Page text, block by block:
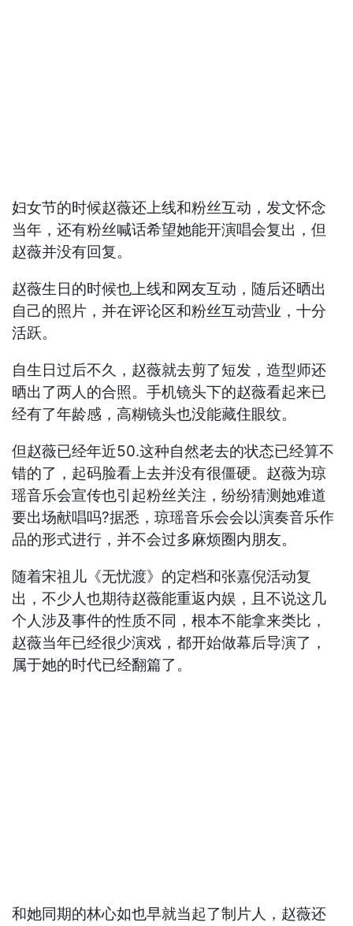
妇女节的时候赵薇还上线和粉丝互动，发文怀念
当年，还有粉丝喊话希望她能开演唱会复出，但
赵薇并没有回复。
赵薇生日的时候也上线和网友互动，随后还晒出
自己的照片，并在评论区和粉丝互动营业，十分
活跃。
自生日过后不久，赵薇就去剪了短发，造型师还
晒出了两人的合照。手机镜头下的赵薇看起来已
经有了年龄感，高糊镜头也没能藏住眼纹。
但赵薇已经年近50.这种自然老去的状态已经算不
错的了，起码脸看上去并没有很僵硬。赵薇为琼
瑶音乐会宣传也引起粉丝关注，纷纷猜测她难道
要出场献唱吗?据悉，琼瑶音乐会会以演奏音乐作
品的形式进行，并不会过多麻烦圈内朋友。
随着宋祖儿《无忧渡》的定档和张嘉倪活动复
出，不少人也期待赵薇能重返内娱，且不说这几
个人涉及事件的性质不同，根本不能拿来类比，
赵薇当年已经很少演戏，都开始做幕后导演了，
属于她的时代已经翻篇了。
和她同期的林心如也早就当起了制片人，赵薇还